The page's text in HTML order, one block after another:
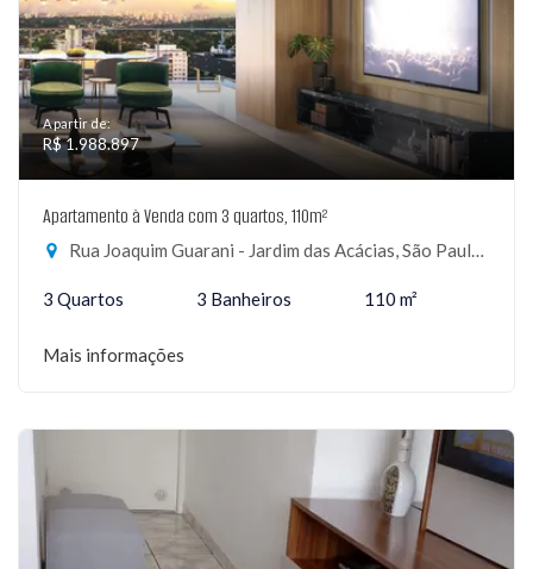
A partir de:
R$ 1.988.897
Apartamento à Venda com 3 quartos, 110m²
Rua Joaquim Guarani - Jardim das Acácias, São Paulo-SP
3 Quartos 3 Banheiros 110 m²
Mais informações